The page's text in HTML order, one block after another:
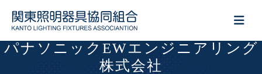
パナソニックEWエンジニアリング
株式会社